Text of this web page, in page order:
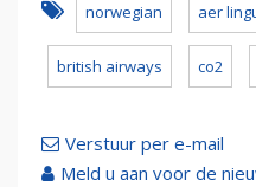
norwegian aer
british airways co2
Verstuur per e-mail
Meld u aan voor de